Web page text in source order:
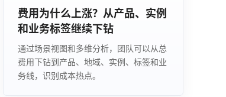
费用为什么上涨？从产品、实例
和业务标签继续下钻
通过场景视图和多维分析，团队可以从总
费用下钻到产品、地域、实例、标签和业
务线，识别成本热点。